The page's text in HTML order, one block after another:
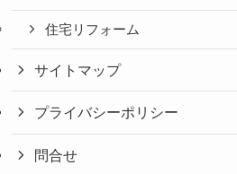
住宅リフォーム
サイトマップ
プライバシーポリシー
問合せ